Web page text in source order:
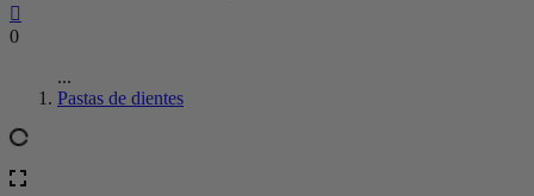
0
...
Pastas de dientes